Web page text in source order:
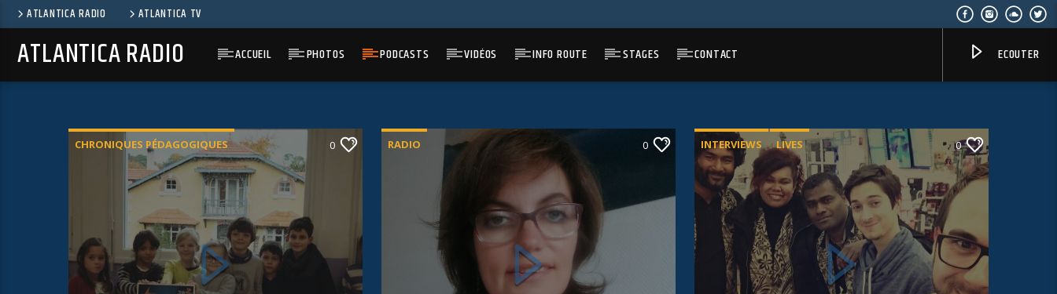
ATLANTICA RADIO ATLANTICA TV
ATLANTICA RADIO ACCUEIL PHOTOS PODCASTS VIDÉOS INFO ROUTE STAGES CONTACT ECOUTER
CHRONIQUES PÉDAGOGIQUES 0 RADIO 0 INTERVIEWS LIVES 0